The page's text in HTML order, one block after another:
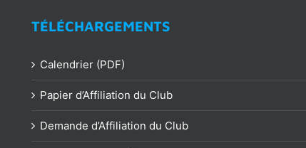
TÉLÉCHARGEMENTS
Calendrier (PDF)
Papier d’Affiliation du Club
Demande d’Affiliation du Club